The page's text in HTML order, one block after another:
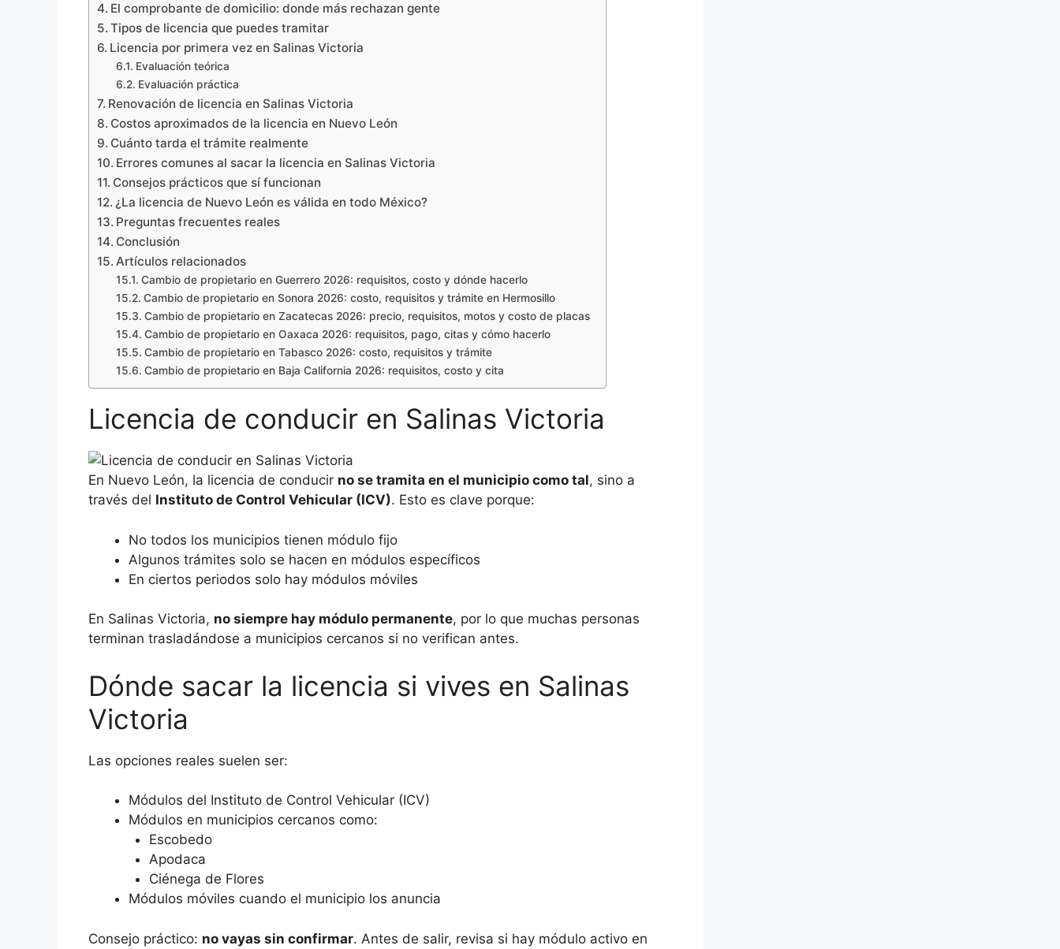
El comprobante de domicilio: donde más rechazan gente
Tipos de licencia que puedes tramitar
Licencia por primera vez en Salinas Victoria
Evaluación teórica
Evaluación práctica
Renovación de licencia en Salinas Victoria
Costos aproximados de la licencia en Nuevo León
Cuánto tarda el trámite realmente
Errores comunes al sacar la licencia en Salinas Victoria
Consejos prácticos que sí funcionan
¿La licencia de Nuevo León es válida en todo México?
Preguntas frecuentes reales
Conclusión
Artículos relacionados
Cambio de propietario en Guerrero 2026: requisitos, costo y dónde hacerlo
Cambio de propietario en Sonora 2026: costo, requisitos y trámite en Hermosillo
Cambio de propietario en Zacatecas 2026: precio, requisitos, motos y costo de placas
Cambio de propietario en Oaxaca 2026: requisitos, pago, citas y cómo hacerlo
Cambio de propietario en Tabasco 2026: costo, requisitos y trámite
Cambio de propietario en Baja California 2026: requisitos, costo y cita
Licencia de conducir en Salinas Victoria
En Nuevo León, la licencia de conducir no se tramita en el municipio como tal, sino a
través del Instituto de Control Vehicular (ICV). Esto es clave porque:
No todos los municipios tienen módulo fijo
Algunos trámites solo se hacen en módulos específicos
En ciertos periodos solo hay módulos móviles
En Salinas Victoria, no siempre hay módulo permanente, por lo que muchas personas
terminan trasladándose a municipios cercanos si no verifican antes.
Dónde sacar la licencia si vives en Salinas
Victoria
Las opciones reales suelen ser:
Módulos del Instituto de Control Vehicular (ICV)
Módulos en municipios cercanos como:
Escobedo
Apodaca
Ciénega de Flores
Módulos móviles cuando el municipio los anuncia
Consejo práctico: no vayas sin confirmar. Antes de salir, revisa si hay módulo activo en